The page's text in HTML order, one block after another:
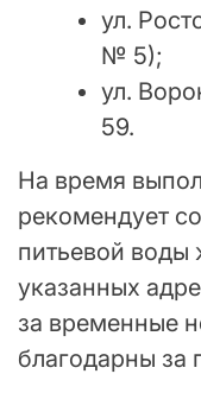
ул.
№ 5);
ул.
59.
На время
рекомендует
питьевой воды
указанных
за временные
благодарны за